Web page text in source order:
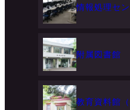
情報処理セ
附属図書館
教育資料館